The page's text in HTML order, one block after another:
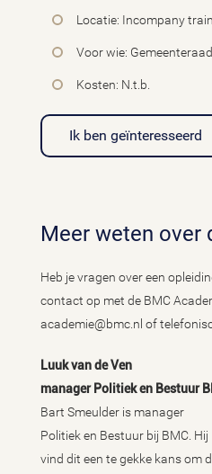
Locatie: Incompany
Voor wie:
Kosten: N.t.b.
Ik ben geïnteresseerd
Meer weten
Heb je vragen over een
contact op met de BMC
academie@bmc.nl of
Luuk van de Ven
manager Politiek en Bestuur
Bart Smeulder is manager
Politiek en Bestuur bij BMC. Hij
vind dit een te gekke kans om